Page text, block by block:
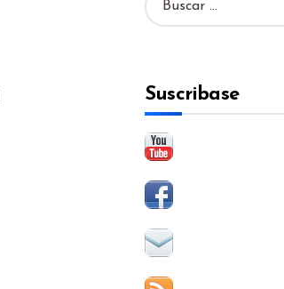
u
r
:
Suscribase